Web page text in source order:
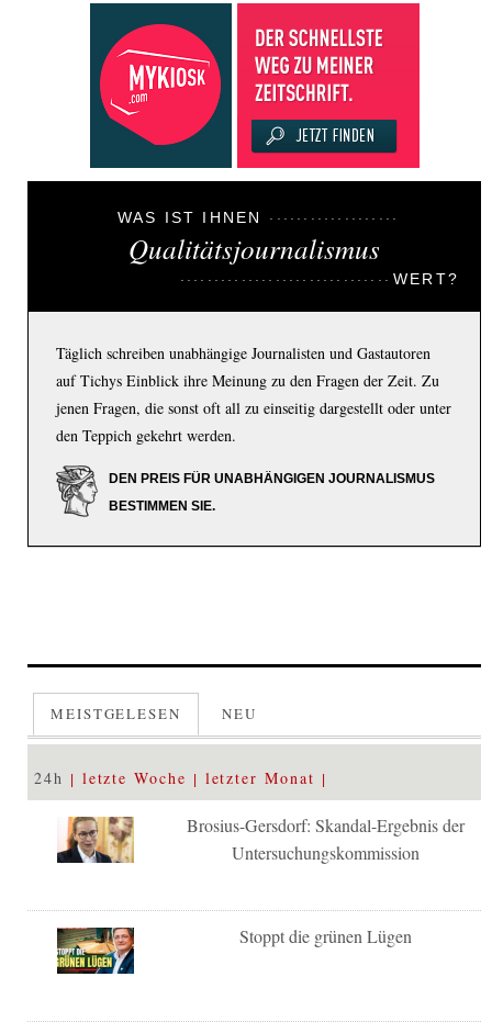
WAS IST IHNEN
Qualitätsjournalismus
WERT?
Täglich schreiben unabhängige Journalisten und Gastautoren
auf Tichys Einblick ihre Meinung zu den Fragen der Zeit. Zu
jenen Fragen, die sonst oft all zu einseitig dargestellt oder unter
den Teppich gekehrt werden.
DEN PREIS FÜR UNABHÄNGIGEN JOURNALISMUS
BESTIMMEN SIE.
MEISTGELESEN NEU
24h letzte Woche letzter Monat
Brosius-Gersdorf: Skandal-Ergebnis der
Untersuchungskommission
Stoppt die grünen Lügen